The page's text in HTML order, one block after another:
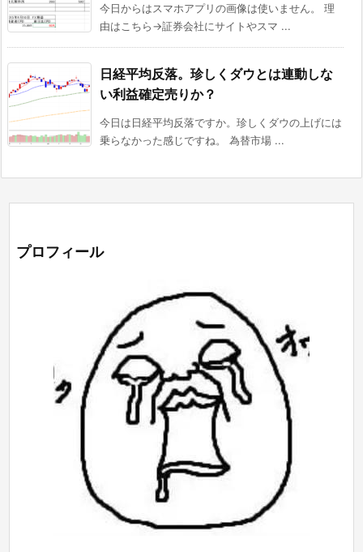
今日からはスマホアプリの画像は使いません。 理
由はこちら→証券会社にサイトやスマ ...
日経平均反落。珍しくダウとは連動しな
い利益確定売りか？
今日は日経平均反落ですか。珍しくダウの上げには
乗らなかった感じですね。 為替市場 ...
プロフィール